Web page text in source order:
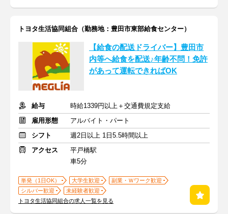
トヨタ生活協同組合（勤務地：豊田市東部給食センター）
【給食の配送ドライバー】豊田市
内等へ給食を配送♪年齢不問！免許
があって運転できればOK
給与
時給1339円以上＋交通費規定支給
雇用形態
アルバイト・パート
シフト
週2日以上 1日5.5時間以上
アクセス
平戸橋駅
車5分
単発（1日OK） 大学生歓迎
副業・Ｗワーク歓迎
シルバー歓迎
未経験者歓迎
トヨタ生活協同組合の求人一覧を見る